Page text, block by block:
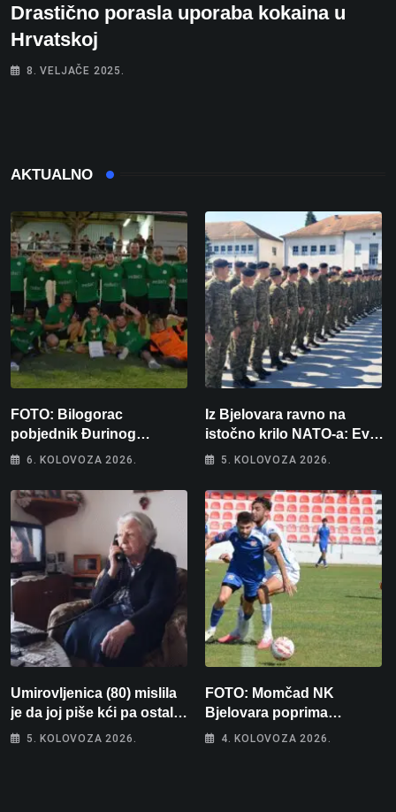
Drastično porasla uporaba kokaina u
Hrvatskoj
8. VELJAČE 2025.
AKTUALNO
FOTO: Bilogorac
pobjednik Đurinog
memorijala
6. KOLOVOZA 2026.
Iz Bjelovara ravno na
istočno krilo NATO-a: Evo
kamo odlazi 82 hrvatska
5. KOLOVOZA 2026.
Umirovljenica (80) mislila
je da joj piše kći pa ostala
bez 1000 eura
5. KOLOVOZA 2026.
FOTO: Momčad NK
Bjelovara poprima
jesenski izgled
4. KOLOVOZA 2026.